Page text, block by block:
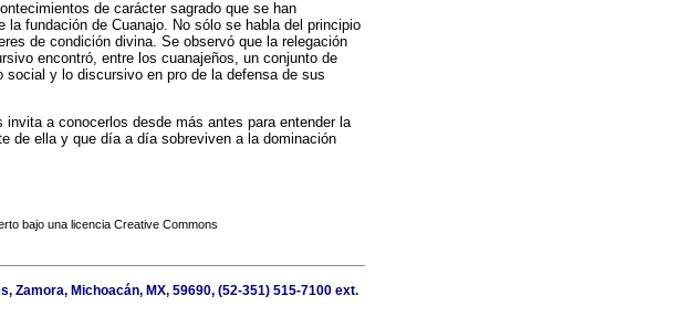
de carácter sagrado que se han
fundación de Cuanajo. No sólo se habla del principio
de condición divina. Se observó que la relegación
encontró, entre los cuanajeños, un conjunto de
y lo discursivo en pro de la defensa de sus
invita a conocerlos desde más antes para entender la
de ella y que día a día sobreviven a la dominación
bajo una licencia Creative Commons
Zamora, Michoacán, MX, 59690, (52-351) 515-7100 ext.